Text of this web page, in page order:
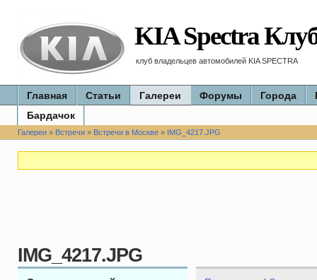
KIA Spectra
клуб владельцев автомобилей KIA SPECTRA
Главная Статьи Галереи Форумы Города
Бардачок
Галереи» Встречи» Встречи в Москве» IMG_4217.JPG
IMG_4217.JPG